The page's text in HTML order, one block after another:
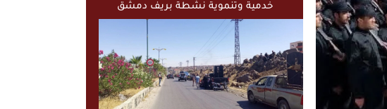
خدمية وتنموية نشطة بريف دمشق